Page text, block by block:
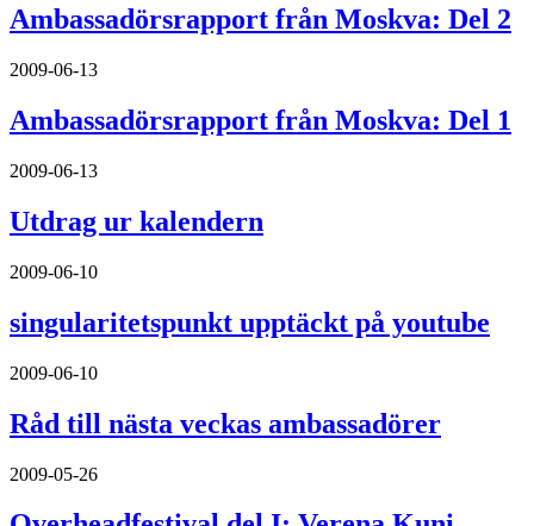
Ambassadörsrapport från Moskva: Del 2
2009-06-13
Ambassadörsrapport från Moskva: Del 1
2009-06-13
Utdrag ur kalendern
2009-06-10
singularitetspunkt upptäckt på youtube
2009-06-10
Råd till nästa veckas ambassadörer
2009-05-26